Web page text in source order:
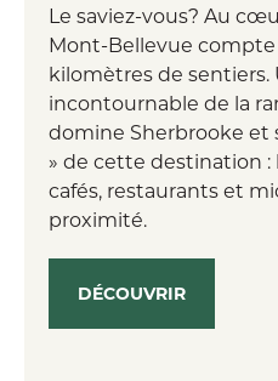
Le saviez-vous? Au
Mont-Bellevue
kilomètres de sentiers.
incontournable de la
domine Sherbrooke et
» de cette destination :
cafés, restaurants et
proximité.
DÉCOUVRIR